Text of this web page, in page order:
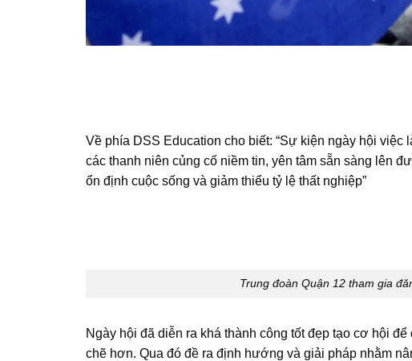
Về phía DSS Education cho biết: “Sự kiện ngày hội
các thanh niên củng cố niềm tin, yên tâm sẵn sàng lên
ổn định cuộc sống và giảm thiểu tỷ lệ thấtnghiệp”
Trung đoàn Quận 12 tham gia
Ngày hội đã diễn ra khá thành công tốt đẹp tạo cơ hội
chẽ hơn. Qua đó đề ra định hướng và giải pháp nhằm